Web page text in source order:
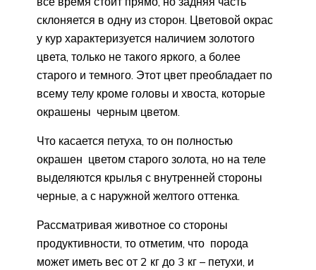
склоняется в одну из сторон. Цветовой окрас
у кур характеризуется наличием золотого
цвета, только не такого яркого, а более
старого и темного. Этот цвет преобладает по
всему телу кроме головы и хвоста, которые
окрашены черным цветом.
Что касается петуха, то он полностью
окрашен цветом старого золота, но на теле
выделяются крылья с внутренней стороны
черные, а с наружной желтого оттенка.
Рассматривая животное со стороны
продуктивности, то отметим, что порода
может иметь вес от 2 кг до 3 кг – петухи, и